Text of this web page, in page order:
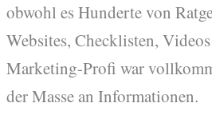
obwohl es Hunderte von
Websites, Checklisten,
Marketing-Profi war
der Masse an Informationen.